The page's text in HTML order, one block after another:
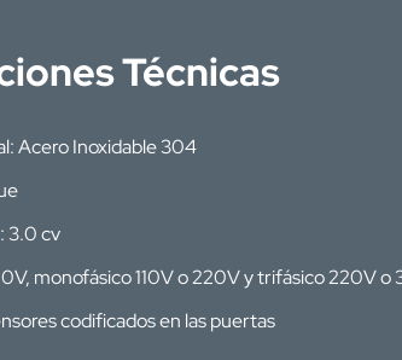
Técnicas
Acero Inoxidable 304
3.0 cv
monofásico 110V o 220V y trifásico 220V o
codificados en las puertas